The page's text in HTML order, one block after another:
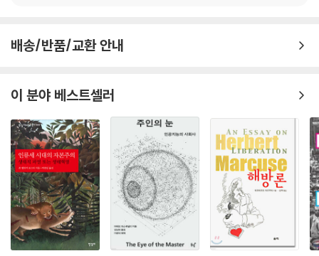
--- p.329
극단적이거나 또는 극단주의자적인 해석의 교차가 그것입니다. 내가 흥미
가지 해석의 싹이 담겨 있다는 점입니다. 한쪽 극에서 마르크스주의는 그
자체를 역사의 한 순간, 다음과 같은 인식의 한 순간을 위해 스스로를 제시
합니다. 인류는 그 자신의 고유한 모험을 하고 또 마르크스주의자들은 스
승에게 충성을 보인다는 것에 대한 인식이 그것입니다. 물론 스승이 말한
것을 단순히 반복하면서가 아니라 다른 정세에서 생성 중인 역사적 전체성
을 포착하기 위한 노력을 갱신하면서 그렇습니다. 다른 한쪽 극에서는 사
회-경제학자 마르크스가 자본주의적 생산양식의 구조와 기능을 분석합니
다. 이 분석은 본질적으로 과학적 분석이지, 역사적으로 상황 지어진 한 관
크스-레닌주의, 즉 정통 마르크스주의가 교조화됨으로써 오도된 것들을
혹은 구조주의에 입각하여 두 이론을 결합한 형태로 이루어짐으로써 마르
크스주의 자체가 아닌, 마르크스주의를 닮은 다른 무엇인가가 되어 버렸
다. 정확하게는 마르크스주의의 결론만을 가져와 문제의식의 방향을 엉뚱
한 곳으로 틀어버렸다. 그럼으로써 시대적이고 역사적인 요청을 외친 마르
크스의 문제의식을 개인에 국한되는 문제로 한없이 축소시켰다. 이는 오히
려 마르크스를 향한 맹목적인 충성이 마르크스라는 태양을 향해 날아들다
녹아버린 프랑스 지성계의 날개가 와도 같다. 즉, 마르크스주의를 갱신한
다는 좋은 의도를 억지로 이루려다가 마르크스주의를 떠난 웃지 못할 해프
닝이 된 것이다.
배송/반품/교환 안내
이 분야 베스트셀러